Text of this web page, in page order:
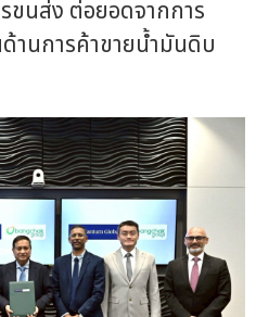
ขนส่ง ต่อยอดจากการ
านการค้าขายน้ำมันดิบ